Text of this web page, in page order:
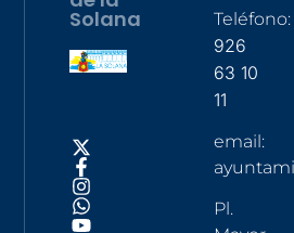
Solana Teléfono:
926
63 10
11
email:
Pl.